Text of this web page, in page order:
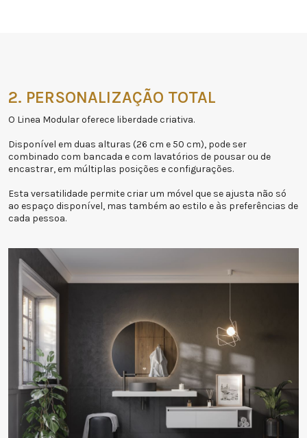
2. PERSONALIZAÇÃO TOTAL
O Linea Modular oferece liberdade criativa.
Disponível em duas alturas (26 cm e 50 cm), pode ser
combinado com bancada e com lavatórios de pousar ou de
encastrar, em múltiplas posições e configurações.
Esta versatilidade permite criar um móvel que se ajusta não só
ao espaço disponível, mas também ao estilo e às preferências de
cada pessoa.